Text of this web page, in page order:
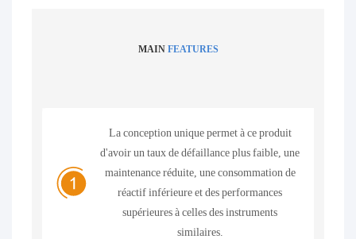
MAIN FEATURES
La conception unique permet à ce produit
d'avoir un taux de défaillance plus faible, une
maintenance réduite, une consommation de
réactif inférieure et des performances
supérieures à celles des instruments
similaires.